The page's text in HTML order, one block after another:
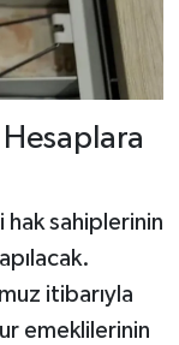
hak sahiplerinin
itibarıyla
emeklilerinin